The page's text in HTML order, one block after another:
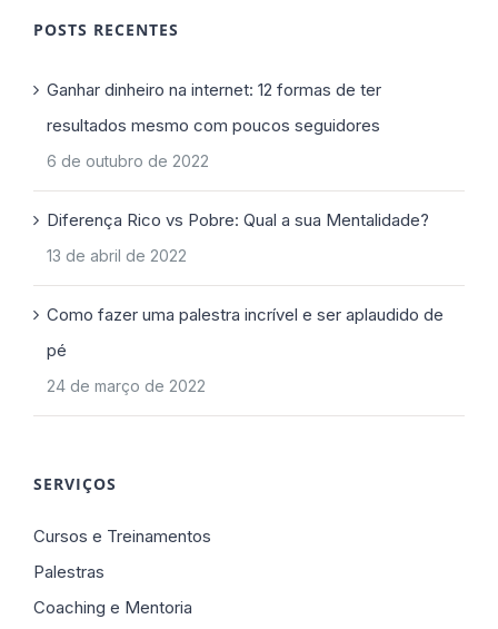
POSTS RECENTES
Ganhar dinheiro na internet: 12 formas de ter
resultados mesmo com poucos seguidores
6 de outubro de 2022
Diferença Rico vs Pobre: Qual a sua Mentalidade?
13 de abril de 2022
Como fazer uma palestra incrível e ser aplaudido de
pé
24 de março de 2022
SERVIÇOS
Cursos e Treinamentos
Palestras
Coaching e Mentoria